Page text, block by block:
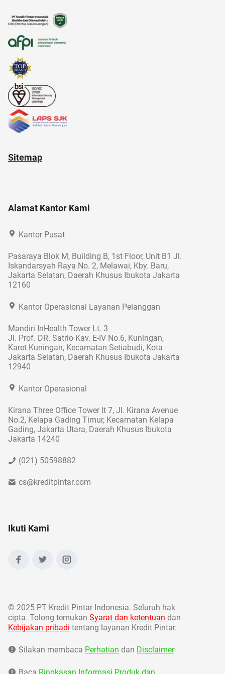
12.12
Sitemap
Alamat Kantor Kami
Kantor Pusat
Pasaraya Blok M, Building B, 1st Floor, Unit B1 Jl.
Iskandarsyah Raya No. 2, Melawai, Kby. Baru,
Jakarta Selatan, Daerah Khusus Ibukota Jakarta
12160
Kantor Operasional Layanan Pelanggan
Mandiri InHealth Tower Lt. 3
Jl. Prof. DR. Satrio Kav. E-IV No.6, Kuningan,
Karet Kuningan, Kecamatan Setiabudi, Kota
Jakarta Selatan, Daerah Khusus Ibukota Jakarta
12940
Kantor Operasional
Kirana Three Office Tower lt 7, Jl. Kirana Avenue
No.2, Kelapa Gading Timur, Kecamatan Kelapa
Gading, Jakarta Utara, Daerah Khusus Ibukota
Jakarta 14240
(021) 50598882
cs@kreditpintar.com
Ikuti Kami
© 2025 PT Kredit Pintar Indonesia. Seluruh hak
cipta. Tolong temukan Syarat dan ketentuan dan
Kebijakan pribadi tentang layanan Kredit Pintar.
Silakan membaca Perhatian dan Disclaimer